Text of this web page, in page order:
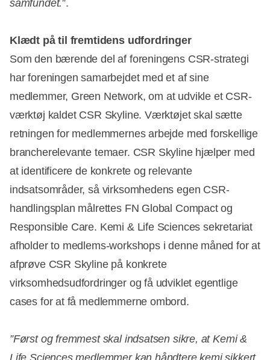
samfundet.”.
Klædt på til fremtidens udfordringer
Som den bærende del af foreningens CSR-strategi
har foreningen samarbejdet med et af sine
medlemmer, Green Network, om at udvikle et CSR-
værktøj kaldet CSR Skyline. Værktøjet skal sætte
retningen for medlemmernes arbejde med forskellige
brancherelevante temaer. CSR Skyline hjælper med
at identificere de konkrete og relevante
indsatsområder, så virksomhedens egen CSR-
handlingsplan målrettes FN Global Compact og
Responsible Care. Kemi & Life Sciences sekretariat
afholder to medlems-workshops i denne måned for at
afprøve CSR Skyline på konkrete
virksomhedsudfordringer og få udviklet egentlige
cases for at få medlemmerne ombord.
”Først og fremmest skal indsatsen sikre, at Kemi &
Life Sciences medlemmer kan håndtere kemi sikkert